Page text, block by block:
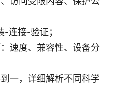
连接-验证；
速度、兼容性、设备分
一，详细解析不同科学